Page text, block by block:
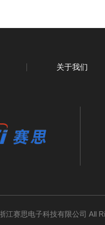
关于我们
江赛思电子科技有限公司 All